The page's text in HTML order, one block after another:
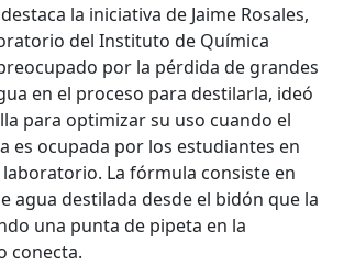
la iniciativa de Jaime Rosales,
del Instituto de Química
por la pérdida de grandes
en el proceso para destilarla, ideó
para optimizar su uso cuando el
es ocupada por los estudiantes en
La fórmula consiste en
agua destilada desde el bidón que la
una punta de pipeta en la
conecta.